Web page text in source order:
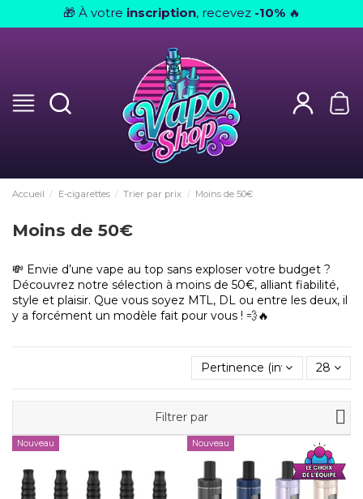
🎁 À votre inscription, recevez -10% 🔥
Accueil E-cigarettes Trier par prix Moins de 50€
Moins de 50€
💸 Envie d’une vape au top sans exploser votre budget ?
Découvrez notre sélection à moins de 50€, alliant fiabilité,
style et plaisir. Que vous soyez MTL, DL ou entre les deux, il
y a forcément un modèle fait pour vous ! 💨🔥
Pertinence (inverse) 28
Filtrer par
Nouveau Nouveau